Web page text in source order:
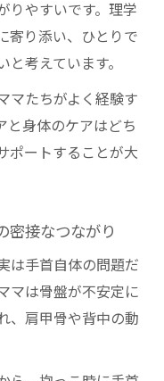
ス改善の重要性
引き起こす背景
ライン対応可）に
正の大切さ
育児の痛みを和
りやすいです。理学
寄り添い、ひとりで
考えています。
マたちがよく経験す
と身体のケアはどち
ポートすることが大
密接なつながり
は手首自体の問題だ
マは骨盤が不安定に
、肩甲骨や背中の動